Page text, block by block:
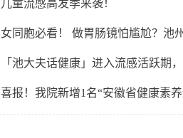
儿童流感高发季来袭！
女同胞必看！ 做胃肠镜怕尴尬？池
「池大夫话健康」进入流感活跃期
喜报！我院新增1名“安徽省健康素